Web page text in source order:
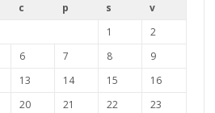
c p s
v
1
2
6 7 8
9
13 14 15
16
20 21 22
23